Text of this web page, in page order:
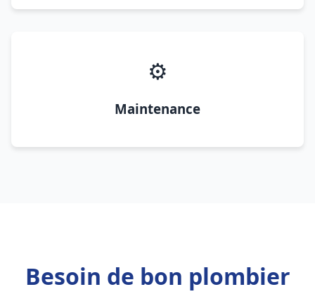
⚙️
Maintenance
Besoin de bon plombier